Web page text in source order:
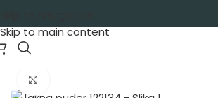
Skip to main content